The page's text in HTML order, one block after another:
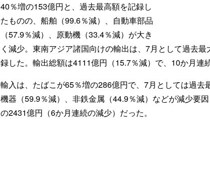
40％増の153億円と、過去最高額を記録し
たものの、船舶（99.6％減）、自動車部品
（57.9％減）、原動機（33.4％減）が大き
く減少。東南アジア諸国向けの輸出は、7月として過去
録した。輸出総額は4111億円（15.7％減）で、10か月連
輸入は、たばこが65％増の286億円で、7月としては過去
機器（59.9％減）、非鉄金属（44.9％減）などが減少要
の2431億円（6か月連続の減少）だった。